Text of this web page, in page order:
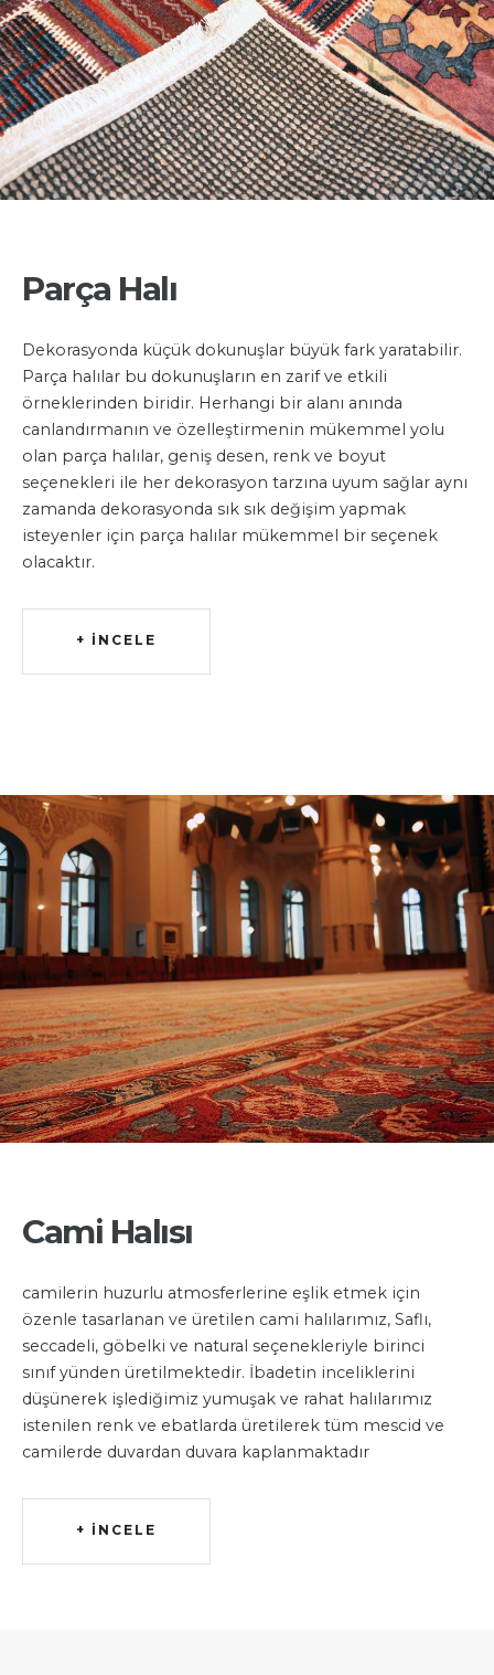
Parça Halı
Dekorasyonda küçük dokunuşlar büyük fark yaratabilir.
Parça halılar bu dokunuşların en zarif ve etkili
örneklerinden biridir. Herhangi bir alanı anında
canlandırmanın ve özelleştirmenin mükemmel yolu
olan parça halılar, geniş desen, renk ve boyut
seçenekleri ile her dekorasyon tarzına uyum sağlar aynı
zamanda dekorasyonda sık sık değişim yapmak
isteyenler için parça halılar mükemmel bir seçenek
olacaktır.
+ İNCELE
Cami Halısı
camilerin huzurlu atmosferlerine eşlik etmek için
özenle tasarlanan ve üretilen cami halılarımız, Saflı,
seccadeli, göbelki ve natural seçenekleriyle birinci
sınıf yünden üretilmektedir. İbadetin inceliklerini
düşünerek işlediğimiz yumuşak ve rahat halılarımız
istenilen renk ve ebatlarda üretilerek tüm mescid ve
camilerde duvardan duvara kaplanmaktadır
+ İNCELE